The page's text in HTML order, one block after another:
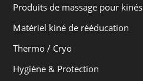
Produits de massage pour kinés
Matériel kiné de rééducation
Thermo / Cryo
Hygiène & Protection